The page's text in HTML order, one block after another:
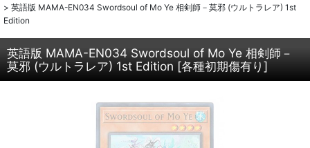
> 英語版 MAMA-EN034 Swordsoul of Mo Ye 相剣師－莫邪 (ウルトラレア) 1st
Edition
英語版 MAMA-EN034 Swordsoul of Mo Ye 相剣師－
莫邪 (ウルトラレア) 1st Edition [各種初期傷有り]